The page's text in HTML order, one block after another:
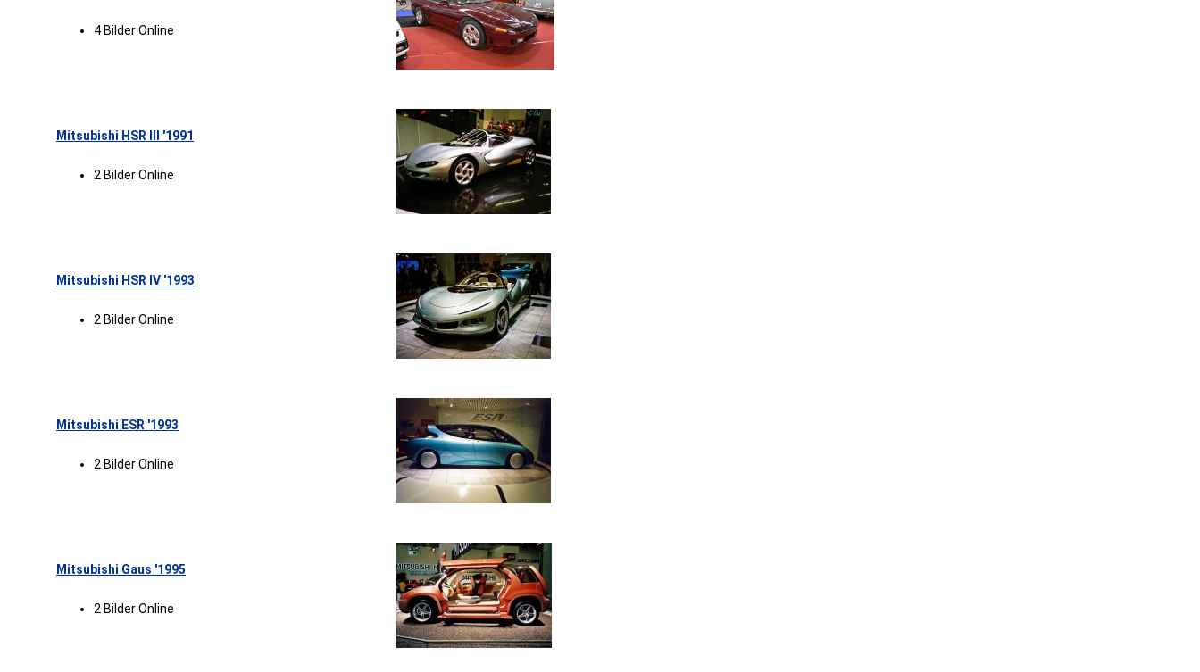
4 Bilder Online
Mitsubishi HSR III '1991
2 Bilder Online
Mitsubishi HSR IV '1993
2 Bilder Online
Mitsubishi ESR '1993
2 Bilder Online
Mitsubishi Gaus '1995
2 Bilder Online